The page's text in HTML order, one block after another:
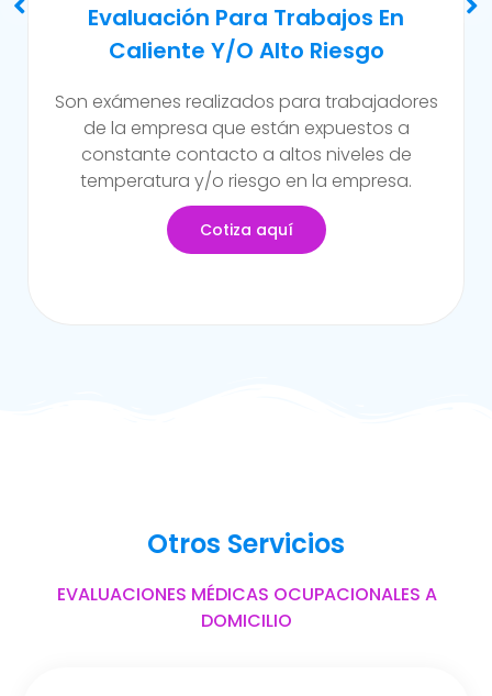
Examen Médico Ocupacional De
Reincorporación Laboral
Este examen se realiza al colaborador que se
incorpora a la organización luego de haber
sufrido alguna incapacidad temporal propia
del trabajo.
Cotiza aquí
Otros Servicios
EVALUACIONES MÉDICAS OCUPACIONALES A
DOMICILIO